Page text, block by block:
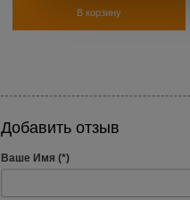
В корзину
Добавить отзыв
Ваше Имя (*)